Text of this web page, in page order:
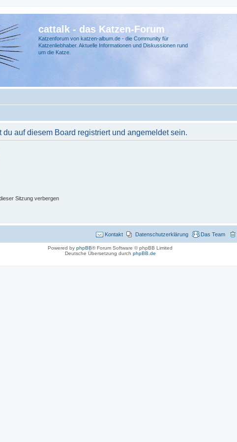
cattalk - das Katzen-Forum
Katzenforum von katzen-album.de - die Community für
Katzenliebhaber. Aktuelle Informationen und Diskussionen rund
um die Katze.
auf diesem Board registriert und angemeldet sein.
Sitzung verbergen
Das Team
Datenschutzerklärung
Kontakt
Powered by phpBB® Forum Software © phpBB Limited
Deutsche Übersetzung durch phpBB.de